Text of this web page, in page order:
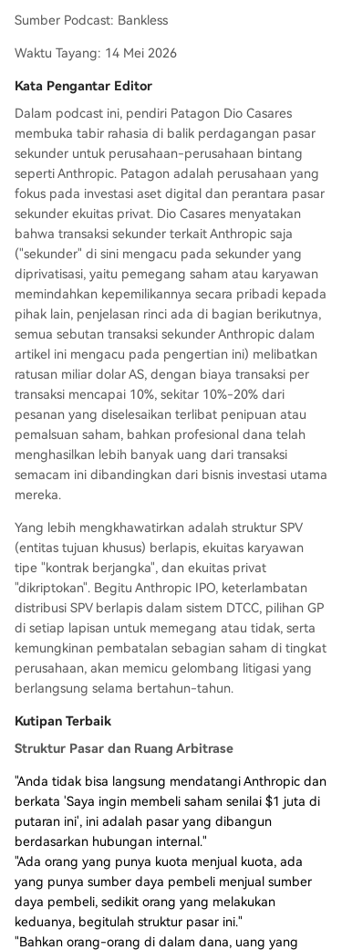
kan akan mengalami momen pencerahan yang
uhan akan profesionalisme dan transparansi yan
Sumber Podcast: Bankless
Waktu Tayang: 14 Mei 2026
Kata Pengantar Editor
Dalam podcast ini, pendiri Patagon Dio Casares
membuka tabir rahasia di balik perdagangan pasar
sekunder untuk perusahaan-perusahaan bintang
seperti Anthropic. Patagon adalah perusahaan yang
fokus pada investasi aset digital dan perantara pasar
sekunder ekuitas privat. Dio Casares menyatakan
bahwa transaksi sekunder terkait Anthropic saja
("sekunder" di sini mengacu pada sekunder yang
diprivatisasi, yaitu pemegang saham atau karyawan
memindahkan kepemilikannya secara pribadi kepada
pihak lain, penjelasan rinci ada di bagian berikutnya,
semua sebutan transaksi sekunder Anthropic dalam
artikel ini mengacu pada pengertian ini) melibatkan
ratusan miliar dolar AS, dengan biaya transaksi per
transaksi mencapai 10%, sekitar 10%-20% dari
pesanan yang diselesaikan terlibat penipuan atau
pemalsuan saham, bahkan profesional dana telah
menghasilkan lebih banyak uang dari transaksi
semacam ini dibandingkan dari bisnis investasi utama
mereka.
Yang lebih mengkhawatirkan adalah struktur SPV
(entitas tujuan khusus) berlapis, ekuitas karyawan
tipe "kontrak berjangka", dan ekuitas privat
"dikriptokan". Begitu Anthropic IPO, keterlambatan
distribusi SPV berlapis dalam sistem DTCC, pilihan GP
di setiap lapisan untuk memegang atau tidak, serta
kemungkinan pembatalan sebagian saham di tingkat
perusahaan, akan memicu gelombang litigasi yang
berlangsung selama bertahun-tahun.
Kutipan Terbaik
Struktur Pasar dan Ruang Arbitrase
"Anda tidak bisa langsung mendatangi Anthropic dan
berkata 'Saya ingin membeli saham senilai $1 juta di
putaran ini', ini adalah pasar yang dibangun
berdasarkan hubungan internal."
"Ada orang yang punya kuota menjual kuota, ada
yang punya sumber daya pembeli menjual sumber
daya pembeli, sedikit orang yang melakukan
keduanya, begitulah struktur pasar ini."
"Bahkan orang-orang di dalam dana, uang yang